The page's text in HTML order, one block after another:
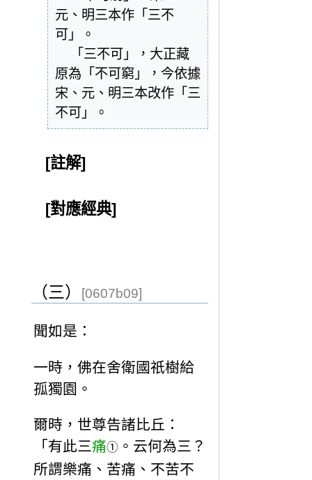
元、明三本作「三不
可」。
原為「不可窮」，今依據
宋、元、明三本改作「三
不可」。
[註解]
[對應經典]
（三） [0607b09]
聞如是：
一時，佛在舍衛國祇樹給
孤獨園。
爾時，世尊告諸比丘：
「有此三痛① 。云何為三？
所謂樂痛、苦痛、不苦不